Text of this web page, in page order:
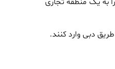
دبی وارد کنند.